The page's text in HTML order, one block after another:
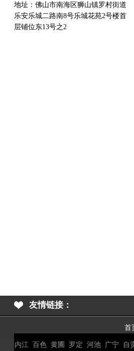
地址： 佛山市南海区狮山镇罗村街道
乐安乐城二路南8号乐城花苑2号楼首
层铺位东13号之2
友情链接：
首
内江 百色 黄圃 罗定 河池 广宁 自